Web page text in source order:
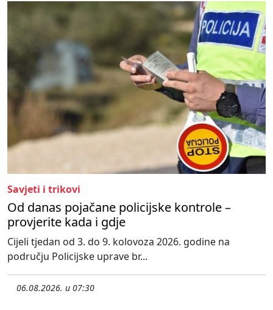
Savjeti i trikovi
Od danas pojačane policijske kontrole –
provjerite kada i gdje
Cijeli tjedan od 3. do 9. kolovoza 2026. godine na
području Policijske uprave br...
06.08.2026. u 07:30